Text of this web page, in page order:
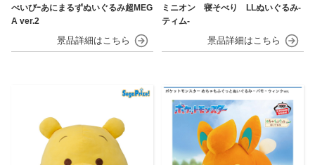
べいびｰあにまるずぬいぐるみ超MEG
A ver.2
ミニオン 寝そべり LLぬいぐるみ‐
ティム‐